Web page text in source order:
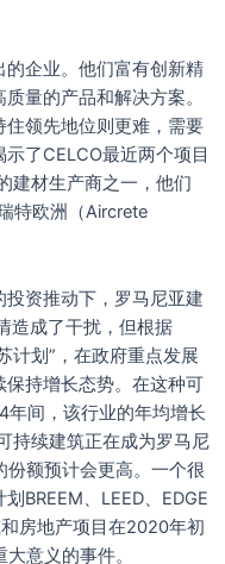
企业。他们富有创新精
量的产品和解决方案。
领先地位则更难，需要
了CELCO最近两个项目
建材生产商之一，他们
特欧洲（Aircrete
资推动下，罗马尼亚建
造成了干扰，但根据
计划”，在政府重点发展
持增长态势。在这种可
间，该行业的年均增长
持续建筑正在成为罗马尼
份额预计会更高。一个很
BREEM、LEED、EDGE
房地产项目在2020年初
意义的事件。